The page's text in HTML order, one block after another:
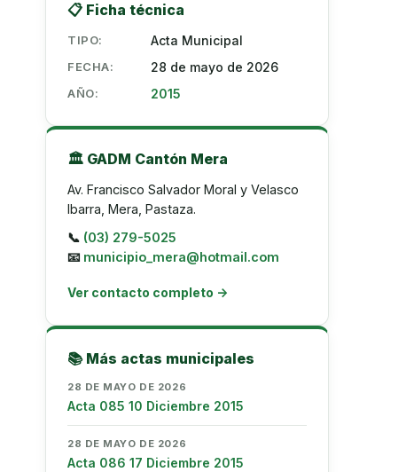
📋 Ficha técnica
TIPO: Acta Municipal
FECHA: 28 de mayo de 2026
AÑO: 2015
🏛️ GADM Cantón Mera
Av. Francisco Salvador Moral y Velasco
Ibarra, Mera, Pastaza.
📞 (03) 279-5025
📧 municipio_mera@hotmail.com
Ver contacto completo →
📚 Más actas municipales
28 DE MAYO DE 2026
Acta 085 10 Diciembre 2015
28 DE MAYO DE 2026
Acta 086 17 Diciembre 2015